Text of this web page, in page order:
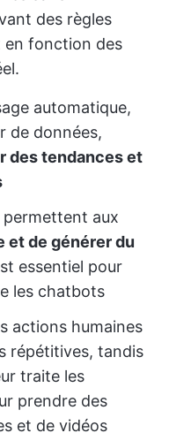
des règles
en fonction des
automatique,
de données,
des tendances et
permettent aux
et de générer du
essentiel pour
les chatbots
actions humaines
répétitives, tandis
traite les
prendre des
et de vidéos